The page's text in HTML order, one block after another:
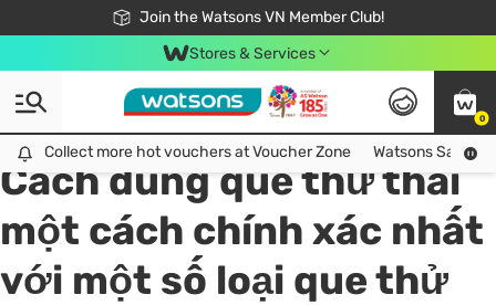
Join the Watsons VN Member Club!
Free Shipping For Order From 249,000Đ
24h Fast delivery in Hồ Chí Minh City
Stores & Services
0
Collect more hot vouchers at Voucher Zone
Collect more hot vouchers at Voucher Zone Watsons Safety
All
Chăm Sóc Cá Nhân
Cách dùng que thử thai
một cách chính xác nhất
với một số loại que thử